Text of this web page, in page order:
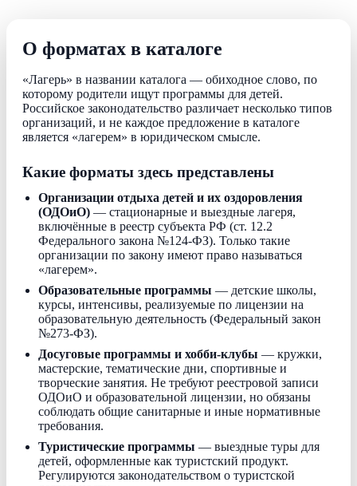
О форматах в каталоге
«Лагерь» в названии каталога — обиходное слово, по
которому родители ищут программы для детей.
Российское законодательство различает несколько типов
организаций, и не каждое предложение в каталоге
является «лагерем» в юридическом смысле.
Какие форматы здесь представлены
Организации отдыха детей и их оздоровления
(ОДОиО) — стационарные и выездные лагеря,
включённые в реестр субъекта РФ (ст. 12.2
Федерального закона №124-ФЗ). Только такие
организации по закону имеют право называться
«лагерем».
Образовательные программы — детские школы,
курсы, интенсивы, реализуемые по лицензии на
образовательную деятельность (Федеральный закон
№273-ФЗ).
Досуговые программы и хобби-клубы — кружки,
мастерские, тематические дни, спортивные и
творческие занятия. Не требуют реестровой записи
ОДОиО и образовательной лицензии, но обязаны
соблюдать общие санитарные и иные нормативные
требования.
Туристические программы — выездные туры для
детей, оформленные как туристский продукт.
Регулируются законодательством о туристской